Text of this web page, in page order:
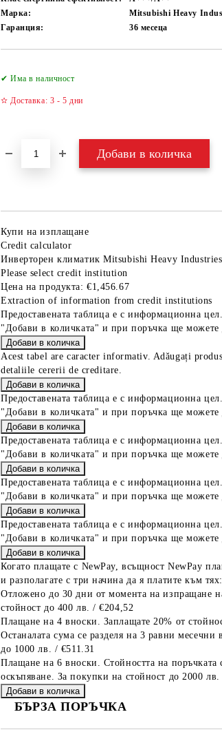
Марка:
Mitsubishi Heavy
Гаранция:
36 месеца
✔ Има в наличност
✫ Доставка: 3 - 5 дни
Купи на изплащане
Credit calculator
Инверторен климатик Mitsubishi Heavy
Please select credit institution
Цена на продукта: €1,456.67
Extraction of information from credit institutions
Предоставената таблица е с информационна
"Добави в количката" и при поръчка ще можете
Acest tabel are caracter informativ. Adăugați
detaliile cererii de creditare.
Предоставената таблица е с информационна
"Добави в количката" и при поръчка ще можете
Предоставената таблица е с информационна
"Добави в количката" и при поръчка ще можете
Предоставената таблица е с информационна
"Добави в количката" и при поръчка ще можете
Предоставената таблица е с информационна
"Добави в количката" и при поръчка ще можете
Когато плащате с NewPay, всъщност NewPay
и разполагате с три начина да я платите към тях:
Отложено до 30 дни от момента на изпращане
стойност до 400 лв. / €204,52
Плащане на 4 вноски. Заплащате 20% от
Останалата сума се разделя на 3 равни
до 1000 лв. / €511.31
Плащане на 6 вноски. Стойността на поръчката
оскъпяване. За покупки на стойност до 2000
БЪРЗА ПОРЪЧКА